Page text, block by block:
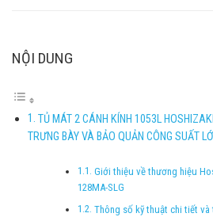
NỘI DUNG
TỦ MÁT 2 CÁNH KÍNH 1053L
TRƯNG BÀY VÀ BẢO QUẢN CÔNG SUẤT
Giới thiệu về thương hiệu
128MA-SLG
Thông số kỹ thuật chi tiết và